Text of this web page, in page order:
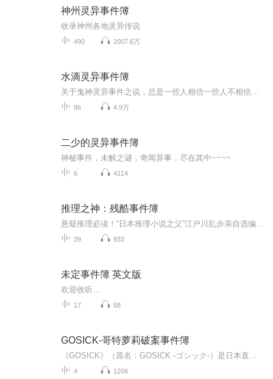
神州灵异事件簿
收录神州各地灵异传说
490 2007.6万
水滴灵异事件簿
86 4.9万
二少的灵异事件簿
神秘事件，未解之谜，奇闻异事，尽在其中~~~~
6 4114
推理之神：残酷事件簿
39 933
未定事件簿 英文版
欢迎收听…
17 68
GOSICK-哥特萝莉破案事件簿
4 1206